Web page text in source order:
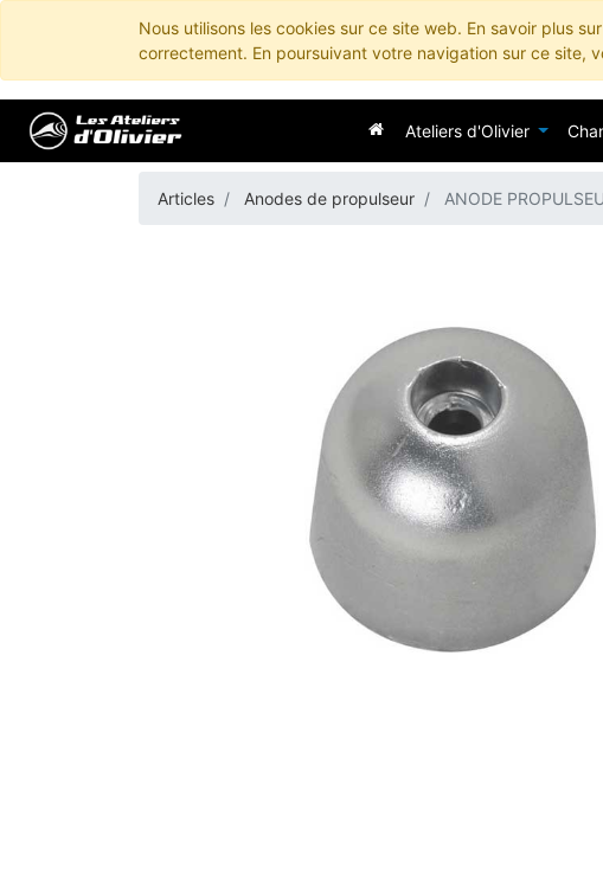
Nous utilisons les cookies sur ce site web. En savoir plus
correctement. En poursuivant votre navigation sur ce site,
Ateliers d'Olivier
Articles Anodes de propulseur ANODE